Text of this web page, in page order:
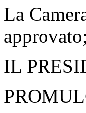
La
approvato;
IL